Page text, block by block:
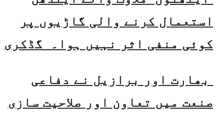
استعمال کرنے والی گاڑیوں پر
کوئی منفی اثر نہیں ہوا۔ گڈکری
بھارت اور برازیل نے دفاعی
صنعت میں تعاون اور صلاحیت سازی